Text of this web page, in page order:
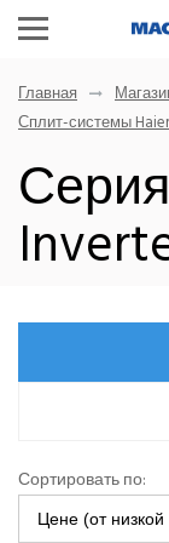
Главная
Сплит-системы Haier
AUX
Dahatsu
Denko
Цена (руб.)
До
Сортировать по:
Цене (от низкой